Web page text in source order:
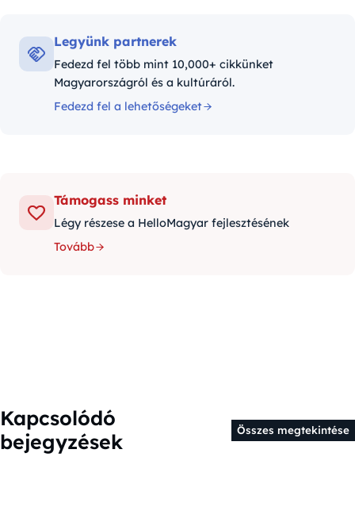
Legyünk partnerek
Fedezd fel több mint 10,000+ cikkünket
Magyarországról és a kultúráról.
Fedezd fel a lehetőségeket
Támogass minket
Légy részese a HelloMagyar fejlesztésének
Tovább
Kapcsolódó
bejegyzések
Összes megtekintése